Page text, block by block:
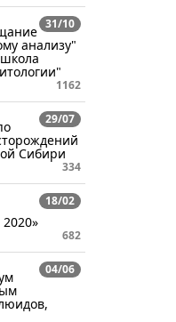
31/10
анализу"
1162
29/07
Сибири
334
18/02
682
04/06